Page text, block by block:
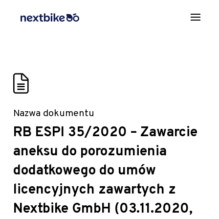
Nazwa dokumentu
RB ESPI 35/2020 – Zawarcie
aneksu do porozumienia
dodatkowego do umów
licencyjnych zawartych z
Nextbike GmbH (03.11.2020,